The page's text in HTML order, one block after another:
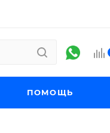
ПОМОЩЬ